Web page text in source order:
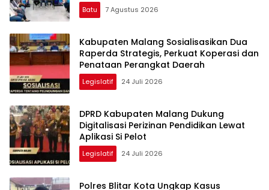
Batu 7 Agustus 2026
Kabupaten Malang Sosialisasikan Dua
Raperda Strategis, Perkuat Koperasi dan
Penataan Perangkat Daerah
Legislatif 24 Juli 2026
DPRD Kabupaten Malang Dukung
Digitalisasi Perizinan Pendidikan Lewat
Aplikasi Si Pelot
Legislatif 24 Juli 2026
Polres Blitar Kota Ungkap Kasus